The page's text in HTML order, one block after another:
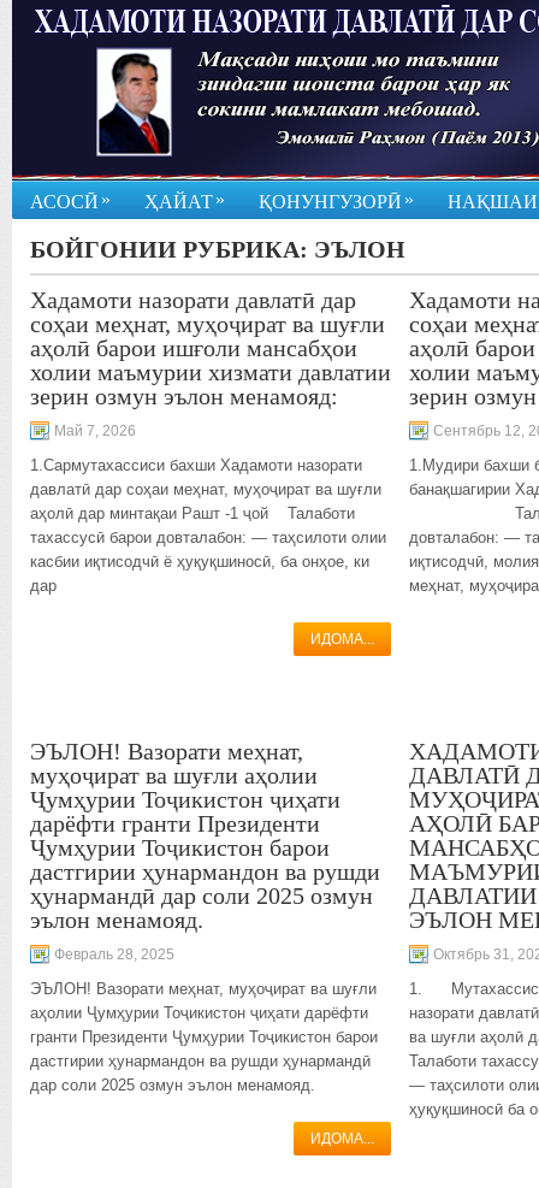
АСОСӢ » ҲАЙАТ» ҚОНУНГУЗОРӢ »
БОЙГОНИИ РУБРИКА: ЭЪЛОН
Хадамоти назорати давлатӣ дар
соҳаи меҳнат, муҳоҷират ва шуғли
аҳолӣ барои ишғоли мансабҳои
холии маъмурии хизмати давлатии
зерин озмун эълон менамояд:
Май 7, 2026
1.Сармутахассиси бахши Хадамоти назорати
давлатӣ дар соҳаи меҳнат, муҳоҷират ва шуғли
аҳолӣ дар минтақаи Рашт -1 ҷой Талаботи
тахассусӣ барои довталабон: — таҳсилоти олии
касбии иқтисодчӣ ё ҳуқуқшиносӣ, ба онҳое, ки
дар
ИДОМА...
Хадамоти
соҳаи
аҳолӣ
холии
зерин
Сентябрь 12,
1.Мудири бахши
банақшагирии
Талаботи
довталабон: —
иқтисодчӣ,
меҳнат,
ЭЪЛОН! Вазорати меҳнат,
муҳоҷират ва шуғли аҳолии
Ҷумҳурии Тоҷикистон ҷиҳати
дарёфти гранти Президенти
Ҷумҳурии Тоҷикистон барои
дастгирии ҳунармандон ва рушди
ҳунармандӣ дар соли 2025 озмун
эълон менамояд.
Февраль 28, 2025
ЭЪЛОН! Вазорати меҳнат, муҳоҷират ва шуғли
аҳолии Ҷумҳурии Тоҷикистон ҷиҳати дарёфти
гранти Президенти Ҷумҳурии Тоҷикистон барои
дастгирии ҳунармандон ва рушди ҳунармандӣ
дар соли 2025 озмун эълон менамояд.
ИДОМА...
ДАВЛАТӢ
АҲОЛӢ
ЭЪЛОН
Октябрь 31,
1. Мутахассиси
назорати
ва шуғли аҳолӣ
Талаботи
— таҳсилоти
ҳуқуқшиносӣ ба